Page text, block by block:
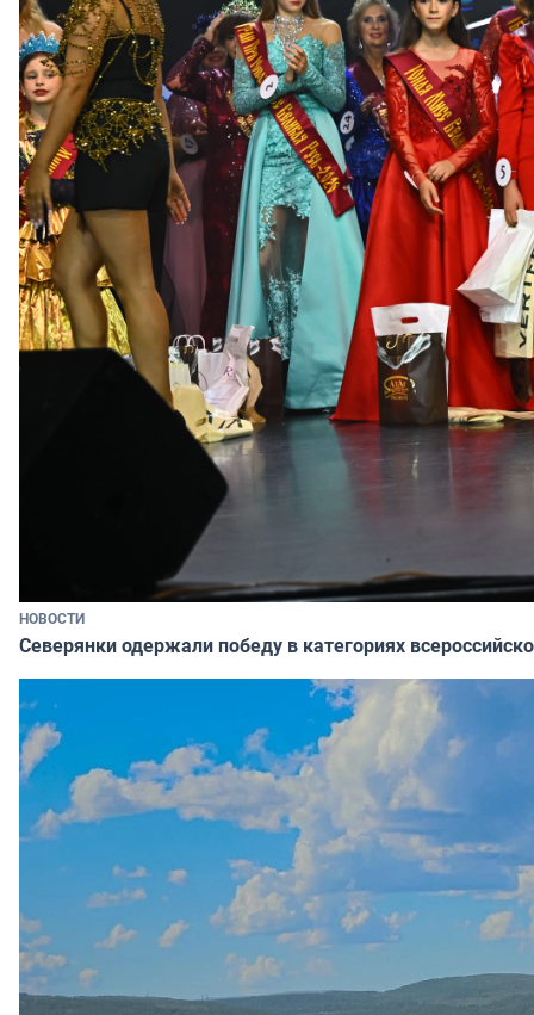
НОВОСТИ
Северянки одержали победу в категориях